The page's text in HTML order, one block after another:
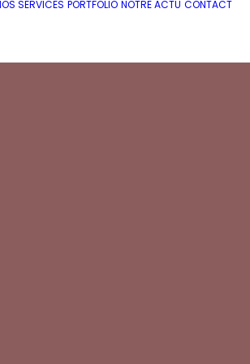
SERVICES PORTFOLIO NOTRE ACTU CONTACT